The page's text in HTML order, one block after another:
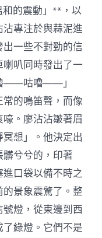
的震動」**，以
專注於與蒜泥進
一些不對勁的信
叭同時發出了一
——咕嚕——」
的鳴笛聲，而像
。廖沾沾皺著眉
想」。他決定出
兮兮的，印著
進口袋以備不時之
景象震驚了。整
燈，從東邊到西
綠燈。它們不是